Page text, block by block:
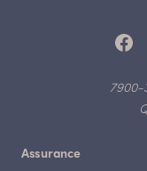
7900-
Assurance